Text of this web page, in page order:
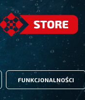
FUNKCJONALNOŚCI